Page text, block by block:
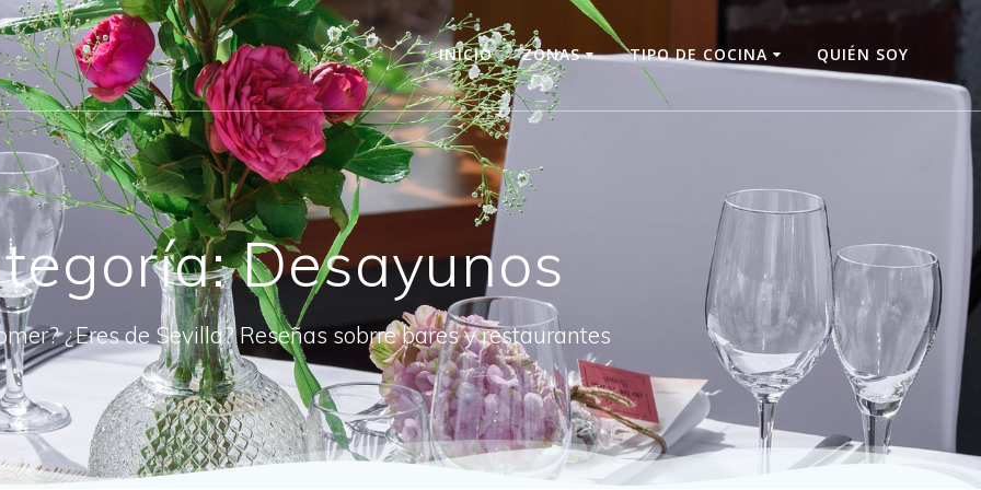
INICIO ZONAS TIPO DE COCINA QUIÉN SOY
Desayunos
¿Eres de Sevilla? Reseñas sobrre bares y restaurantes